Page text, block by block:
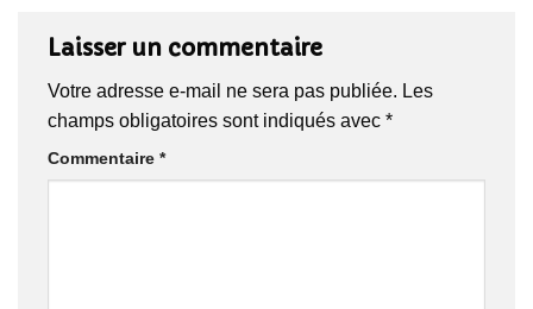
Laisser un commentaire
Votre adresse e-mail ne sera pas publiée. Les
champs obligatoires sont indiqués avec *
Commentaire *